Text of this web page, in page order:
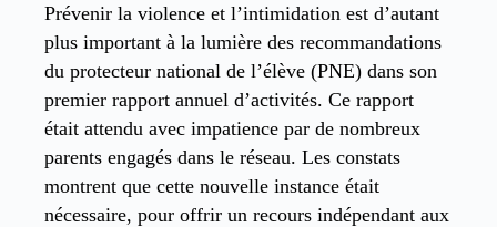
Prévenir la violence et l’intimidation est d’autant
plus important à la lumière des recommandations
du protecteur national de l’élève (PNE) dans son
premier rapport annuel d’activités. Ce rapport
était attendu avec impatience par de nombreux
parents engagés dans le réseau. Les constats
montrent que cette nouvelle instance était
nécessaire, pour offrir un recours indépendant aux